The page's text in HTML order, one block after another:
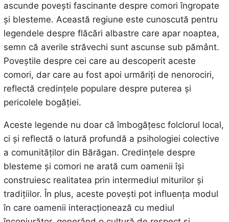
ascunde povești fascinante despre comori îngropate
și blesteme. Această regiune este cunoscută pentru
legendele despre flăcări albastre care apar noaptea,
semn că averile străvechi sunt ascunse sub pământ.
Poveștile despre cei care au descoperit aceste
comori, dar care au fost apoi urmăriți de nenorociri,
reflectă credințele populare despre puterea și
pericolele bogăției.
Aceste legende nu doar că îmbogățesc folclorul local,
ci și reflectă o latură profundă a psihologiei colective
a comunităților din Bărăgan. Credințele despre
blesteme și comori ne arată cum oamenii își
construiesc realitatea prin intermediul miturilor și
tradițiilor. În plus, aceste povești pot influența modul
în care oamenii interacționează cu mediul